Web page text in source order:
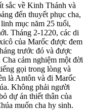
sắc về Kinh Thánh và
đến thuyết phục cha,
mục năm 25 tuổi,
Tháng 2-1220, các di
của Marốc được đem
trước đó và được
cảm nghiệm một đời
gọi trong lòng và
là Antôn và đi Marốc
Không phải người
dự án thiết thân của
muốn cha hy sinh.